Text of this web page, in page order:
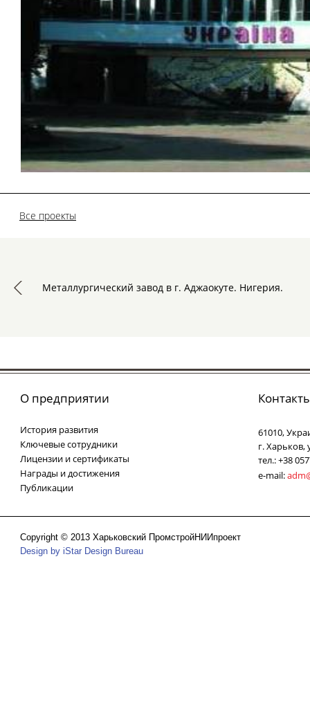
Все проекты
Металлургический завод в г. Аджаокуте. Нигерия.
О предприятии
История развития
Ключевые сотрудники
Лицензии и сертификаты
Награды и достижения
Публикации
61010,
г. Харьков,
тел.: +38
e-mail:
Copyright © 2013 Харьковский ПромстройНИИпроект
Design by iStar Design Bureau